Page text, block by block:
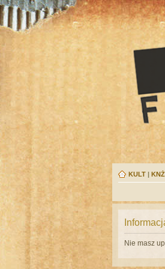
KULT | KNŻ
Nie masz